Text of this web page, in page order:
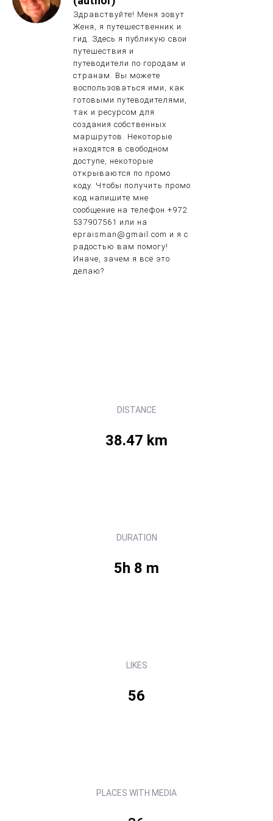
Здравствуйте! Меня зовут
Женя, я путешественник и
гид. Здесь я публикую свои
путешествия и
путеводители по городам и
странам. Вы можете
воспользоваться ими, как
готовыми путеводителями,
так и ресурсом для
создания собственных
маршрутов. Некоторые
находятся в свободном
доступе, некоторые
открываются по промо
коду. Чтобы получить промо
код напишите мне
сообщение на телефон +972
537907561 или на
epraisman@gmail.com и я с
радостью вам помогу!
Иначе, зачем я всё это
делаю?
DISTANCE
38.47 km
DURATION
5h 8 m
LIKES
56
PLACES WITH MEDIA